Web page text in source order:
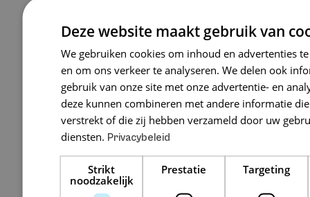
Het belang van
Deze website maakt gebruik van
We gebruiken cookies om inhoud en advertenties
en om ons verkeer te analyseren. We delen ook
gebruik van onze site met onze advertentie- en
deze kunnen combineren met andere informatie
verstrekt of die zij hebben verzameld door uw
diensten. Privacybeleid
Strikt
noodzakelijk
Prestatie Targeting